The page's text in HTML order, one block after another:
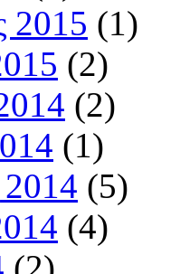
2015 (1)
(2)
(2)
(1)
2014 (5)
(4)